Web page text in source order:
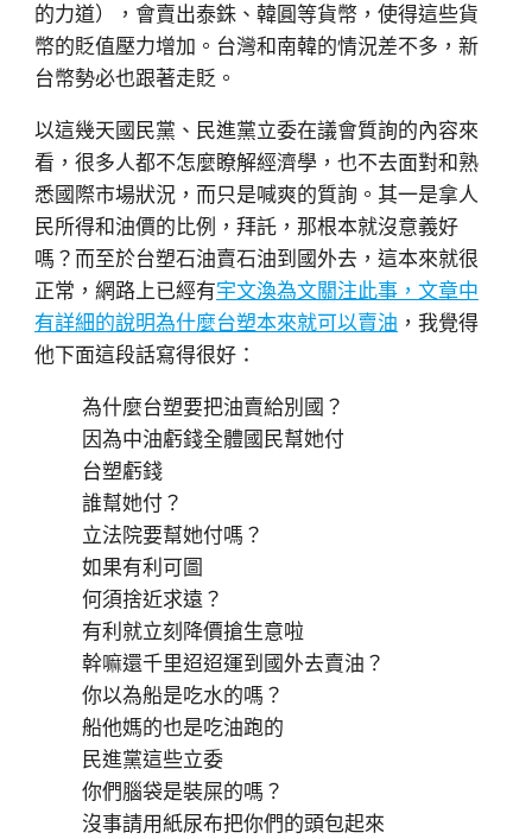
的力道），會賣出泰銖、韓圓等貨幣，使得這些貨
幣的貶值壓力增加。台灣和南韓的情況差不多，新
台幣勢必也跟著走貶。
以這幾天國民黨、民進黨立委在議會質詢的內容來
看，很多人都不怎麼瞭解經濟學，也不去面對和熟
悉國際市場狀況，而只是喊爽的質詢。其一是拿人
民所得和油價的比例，拜託，那根本就沒意義好
嗎？而至於台塑石油賣石油到國外去，這本來就很
正常，網路上已經有宇文渙為文關注此事，文章中
有詳細的說明為什麼台塑本來就可以賣油 ，我覺得
他下面這段話寫得很好：
為什麼台塑要把油賣給別國？
因為中油虧錢全體國民幫她付
台塑虧錢
誰幫她付？
立法院要幫她付嗎？
如果有利可圖
何須捨近求遠？
有利就立刻降價搶生意啦
幹嘛還千里迢迢運到國外去賣油？
你以為船是吃水的嗎？
船他媽的也是吃油跑的
民進黨這些立委
你們腦袋是裝屎的嗎？
沒事請用紙尿布把你們的頭包起來